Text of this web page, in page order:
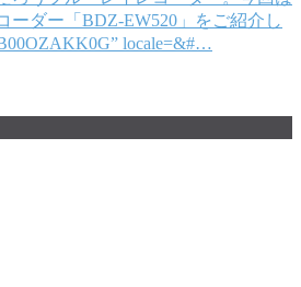
ーダー「BDZ-EW520」をご紹介し
locale=&#…